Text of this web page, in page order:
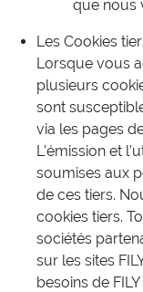
que nous
Les Cookies
Lorsque vous
plusieurs
sont
via les pages
L’émission et
soumises aux
de ces tiers.
cookies tiers.
sociétés
sur les sites
besoins de